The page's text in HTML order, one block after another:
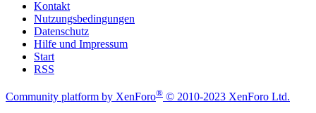
Kontakt
Nutzungsbedingungen
Datenschutz
Hilfe und Impressum
Start
RSS
Community platform by XenForo® © 2010-2023 XenForo Ltd.